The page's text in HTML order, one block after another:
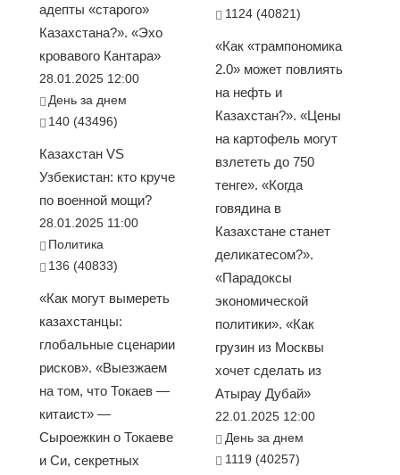
адепты «старого»
Казахстана?». «Эхо
кровавого Кантара»
28.01.2025 12:00
День за днем
140 (43496)
Казахстан VS
Узбекистан: кто круче
по военной мощи?
28.01.2025 11:00
Политика
136 (40833)
«Как могут вымереть
казахстанцы:
глобальные сценарии
рисков». «Выезжаем
на том, что Токаев —
китаист» —
Сыроежкин о Токаеве
и Си, секретных
1124 (40821)
«Как «трампономика
2.0» может повлиять
на нефть и
Казахстан?». «Цены
на картофель могут
взлететь до 750
тенге». «Когда
говядина в
Казахстане станет
деликатесом?».
«Парадоксы
экономической
политики». «Как
грузин из Москвы
хочет сделать из
Атырау Дубай»
22.01.2025 12:00
День за днем
1119 (40257)